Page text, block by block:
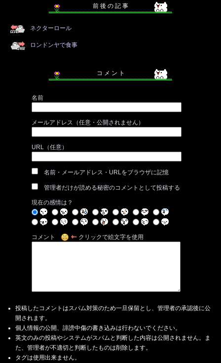
前 後 の 記 事
ネクターロール
ロンドンヤで食事
コ メ ン ト
名前
メールアドレス（任意・公開されません）
URL（任意）
名前・メールアドレス・URLをブラウザに記憶
管理者だけが読める秘密のコメントとして投稿する
現在の感情は？
コメント クリックで絵文字を使用
投稿したコメントはスパム対策のため一旦保留とし、管理者の承認後に公
開されます。
個人情報の公開、誹謗中傷の書き込みは行わないでください。
英文のみの投稿やシステムがスパムと判断した内容は公開されません。ま
た、管理者が不適切と判断したものは削除します。
タグは使用出来ません。